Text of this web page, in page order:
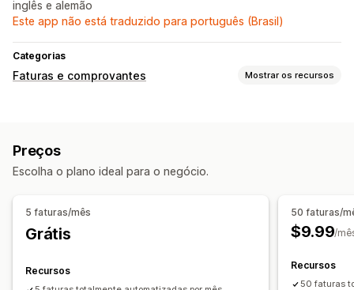
inglês e alemão
Este app não está traduzido para português (Brasil)
Categorias
Faturas e comprovantes Mostrar os recursos
Personalização
Em vários idiomas
Automação de e-mails
Preços
Escolha o plano ideal para o negócio.
5 faturas/mês
Grátis
Recursos
50 faturas/
$9.99/
Recursos
50 faturas